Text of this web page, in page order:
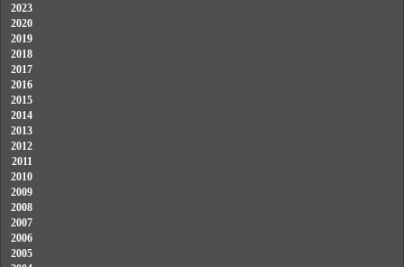
2023
2020
2019
2018
2017
2016
2015
2014
2013
2012
2011
2010
2009
2008
2007
2006
2005